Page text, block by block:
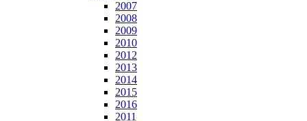
2007
2008
2009
2010
2012
2013
2014
2015
2016
2011